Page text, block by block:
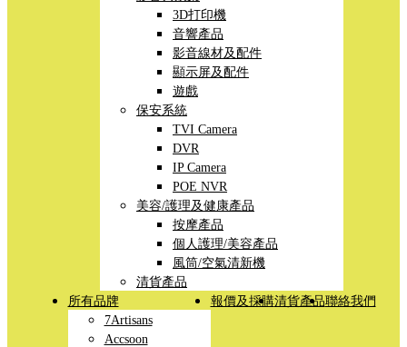
3D打印機
音響產品
影音線材及配件
顯示屏及配件
遊戲
保安系統
TVI Camera
DVR
IP Camera
POE NVR
美容/護理及健康產品
按摩產品
個人護理/美容產品
風筒/空氣清新機
清貨產品
所有品牌
7Artisans
Accsoon
報價及採購清貨產品聯絡我們